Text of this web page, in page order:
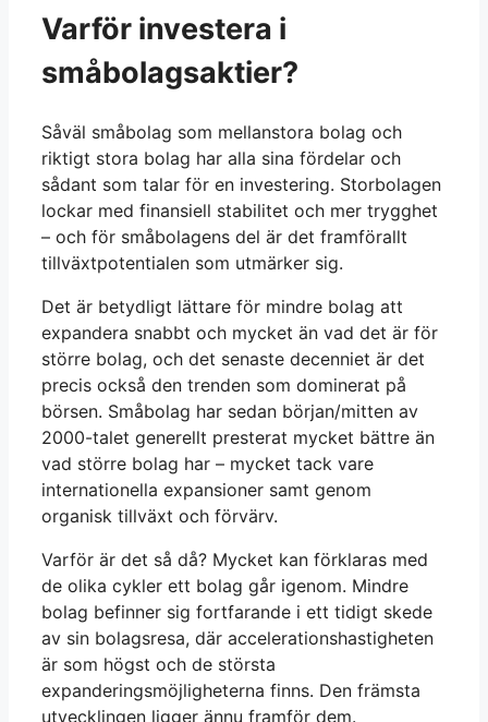
Varför investera i
småbolagsaktier?
Såväl småbolag som mellanstora bolag och
riktigt stora bolag har alla sina fördelar och
sådant som talar för en investering. Storbolagen
lockar med finansiell stabilitet och mer trygghet
– och för småbolagens del är det framförallt
tillväxtpotentialen som utmärker sig.
Det är betydligt lättare för mindre bolag att
expandera snabbt och mycket än vad det är för
större bolag, och det senaste decenniet är det
precis också den trenden som dominerat på
börsen. Småbolag har sedan början/mitten av
2000-talet generellt presterat mycket bättre än
vad större bolag har – mycket tack vare
internationella expansioner samt genom
organisk tillväxt och förvärv.
Varför är det så då? Mycket kan förklaras med
de olika cykler ett bolag går igenom. Mindre
bolag befinner sig fortfarande i ett tidigt skede
av sin bolagsresa, där accelerationshastigheten
är som högst och de största
expanderingsmöjligheterna finns. Den främsta
utvecklingen ligger ännu framför dem.